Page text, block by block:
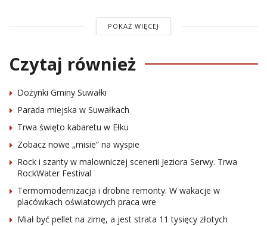
POKAŻ WIĘCEJ
Czytaj również
Dożynki Gminy Suwałki
Parada miejska w Suwałkach
Trwa święto kabaretu w Ełku
Zobacz nowe „misie” na wyspie
Rock i szanty w malowniczej scenerii Jeziora Serwy. Trwa
RockWater Festival
Termomodernizacja i drobne remonty. W wakacje w
placówkach oświatowych praca wre
Miał być pellet na zimę, a jest strata 11 tysięcy złotych